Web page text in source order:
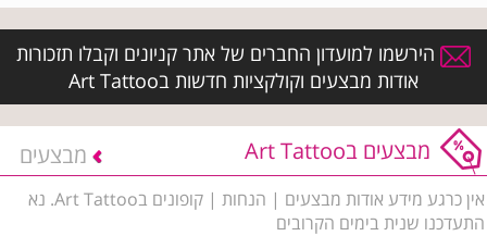
הירשמו למועדון החברים של אתר קניונים וקבלו תזכורות
אודות מבצעים וקולקציות חדשות בArt Tattoo
מבצעים בArt Tattoo מבצעים
אין כרגע מידע אודות מבצעים | הנחות | קופונים בArt Tattoo. נא
התעדכנו שנית בימים הקרובים